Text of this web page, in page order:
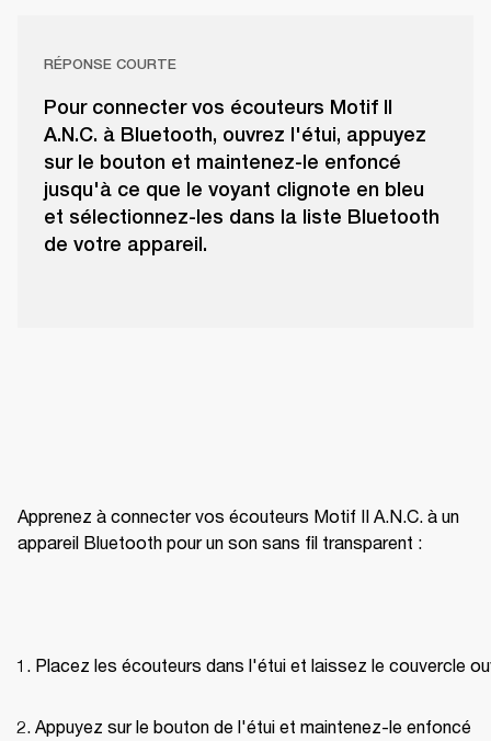
RÉPONSE COURTE
Pour connecter vos écouteurs Motif II
A.N.C. à Bluetooth, ouvrez l'étui, appuyez
sur le bouton et maintenez-le enfoncé
jusqu'à ce que le voyant clignote en bleu
et sélectionnez-les dans la liste Bluetooth
de votre appareil.
Apprenez à connecter vos écouteurs Motif II A.N.C. à un
appareil Bluetooth pour un son sans fil transparent :
Placez les écouteurs dans l'étui et laissez le couvercle
Appuyez sur le bouton de l'étui et maintenez-le enfoncé